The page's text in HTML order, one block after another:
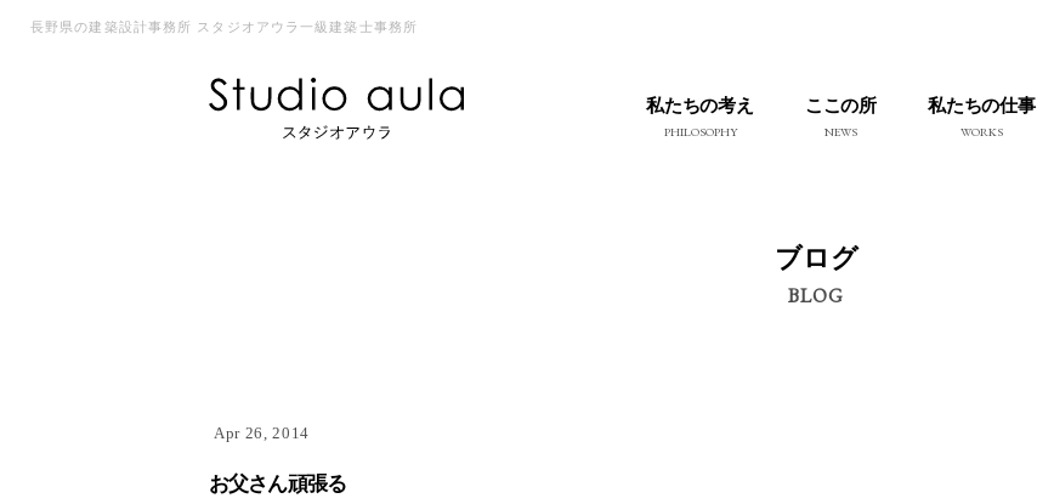
長野県の建築設計事務所 スタジオアウラ一級建築士事務所
私たちの考え
PHILOSOPHY
ここの所
NEWS
私たちの仕事
WORKS
ブログ
BLOG
Apr 26, 2014
お父さん頑張る